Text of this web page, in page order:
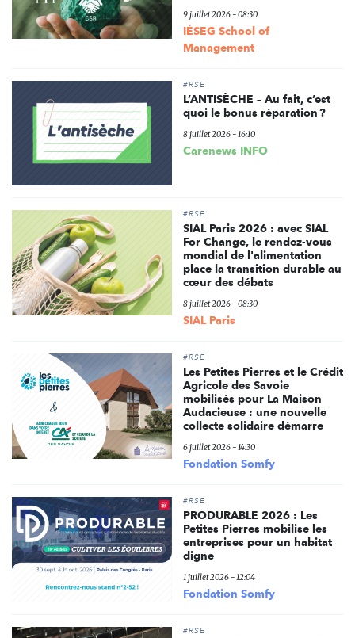
9 juillet 2026 - 08:30
IÉSEG School of
Management
#RSE
L’ANTISÈCHE – Au fait, c’est
quoi le bonus réparation ?
8 juillet 2026 - 16:10
Carenews INFO
#RSE
SIAL Paris 2026 : avec SIAL
For Change, le rendez-vous
mondial de l'alimentation
place la transition durable au
cœur des débats
8 juillet 2026 - 08:30
SIAL Paris
#RSE
Les Petites Pierres et le Crédit
Agricole des Savoie
mobilisés pour La Maison
Audacieuse : une nouvelle
collecte solidaire démarre
6 juillet 2026 - 14:30
Fondation Somfy
#RSE
PRODURABLE 2026 : Les
Petites Pierres mobilise les
entreprises pour un habitat
digne
1 juillet 2026 - 12:04
Fondation Somfy
#RSE